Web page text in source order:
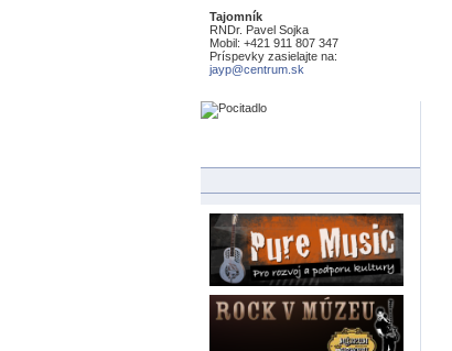
Tajomník
RNDr. Pavel Sojka
Mobil: +421 911 807 347
Príspevky zasielajte na:
jayp@centrum.sk